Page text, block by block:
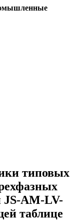
типовых
JS-AM-LV-
таблице